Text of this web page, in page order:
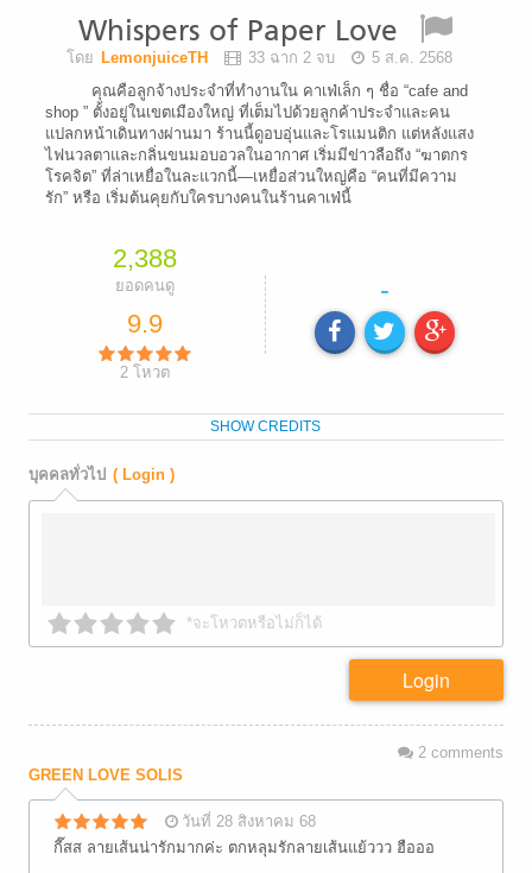
Whispers of Paper Love
โดย LemonjuiceTH 33 ฉาก 2 จบ
5 ส.ค. 2568
คุณคือลูกจ้างประจำที่ทำงานใน คาเฟ่เล็ก ๆ ชื่อ “cafe and
shop ” ตั้งอยู่ในเขตเมืองใหญ่ ที่เต็มไปด้วยลูกค้าประจำและคน
แปลกหน้าเดินทางผ่านมา ร้านนี้ดูอบอุ่นและโรแมนติก แต่หลังแสง
ไฟนวลตาและกลิ่นขนมอบอวลในอากาศ เริ่มมีข่าวลือถึง “ฆาตกร
โรคจิต” ที่ล่าเหยื่อในละแวกนี้—เหยื่อส่วนใหญ่คือ “คนที่มีความ
รัก” หรือ เริ่มต้นคุยกับใครบางคนในร้านคาเฟ่นี้
2,388
ยอดคนดู
9.9
2โหวต
-
SHOW CREDITS
บุคคลทั่วไป ( Login )
*จะโหวตหรือไม่ก็ได้
Login
2comments
GREEN LOVE SOLIS
วันที่ 28 สิงหาคม 68
กี๊สส ลายเส้นน่ารักมากค่ะ ตกหลุมรักลายเส้นแย้ววว ฮือออ